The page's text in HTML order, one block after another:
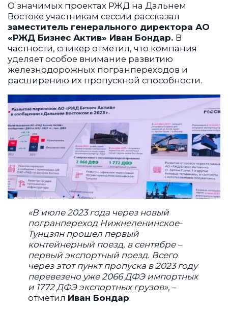
О значимых проектах РЖД на Дальнем
Востоке участникам сессии рассказал
заместитель генерального директора АО
«РЖД Бизнес Актив» Иван Бондар. В
частности, спикер отметил, что компания
уделяет особое внимание развитию
железнодорожных погранпереходов и
расширению их пропускной способности.
«В июле 2023 года через новый
погранпереход Нижнеленинское-
Тунцзян прошел первый
контейнерный поезд, в сентябре –
первый экспортный поезд. Всего
через этот пункт пропуска в 2023 году
перевезено уже 2066 ДФЭ импортных
и 1772 ДФЭ экспортных грузов», –
отметил Иван Бондар.